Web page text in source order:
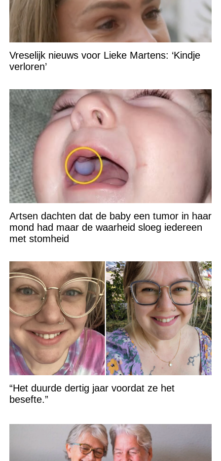
Vreselijk nieuws voor Lieke Martens: ‘Kindje
verloren’
Artsen dachten dat de baby een tumor in haar
mond had maar de waarheid sloeg iedereen
met stomheid
“Het duurde dertig jaar voordat ze het
besefte.”